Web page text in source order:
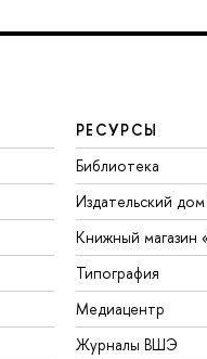
РЕСУРСЫ
Библиотека
Издательский
Книжный магазин
Типография
Медиацентр
Журналы ВШЭ